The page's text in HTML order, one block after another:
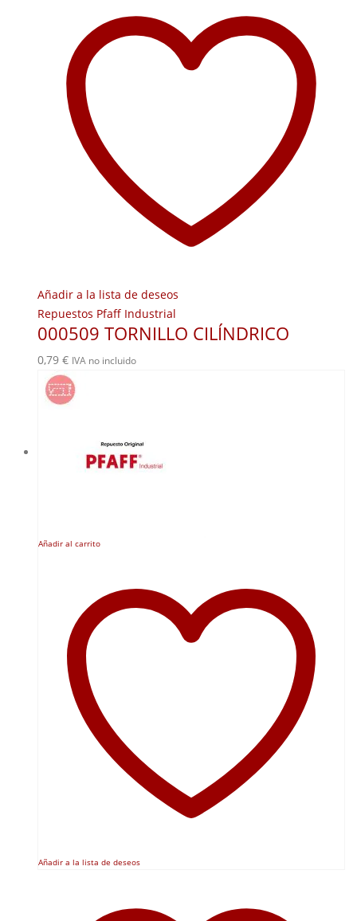
Añadir a la lista de deseos
Repuestos Pfaff Industrial
000509 TORNILLO CILÍNDRICO
0,79 € IVA no incluido
Añadir al carrito
Añadir a la lista de deseos